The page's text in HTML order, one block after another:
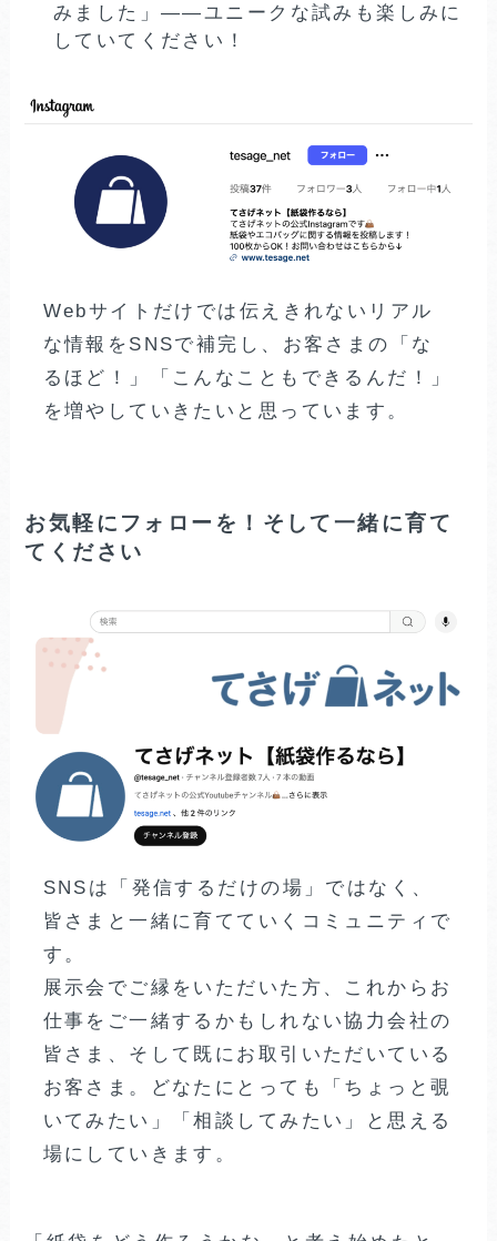
みました」――ユニークな試みも楽しみに
していてください！
Webサイトだけでは伝えきれないリアル
な情報をSNSで補完し、お客さまの「な
るほど！」「こんなこともできるんだ！」
を増やしていきたいと思っています。
お気軽にフォローを！そして一緒に育て
てください
SNSは「発信するだけの場」ではなく、
皆さまと一緒に育てていくコミュニティで
す。
展示会でご縁をいただいた方、これからお
仕事をご一緒するかもしれない協力会社の
皆さま、そして既にお取引いただいている
お客さま。どなたにとっても「ちょっと覗
いてみたい」「相談してみたい」と思える
場にしていきます。